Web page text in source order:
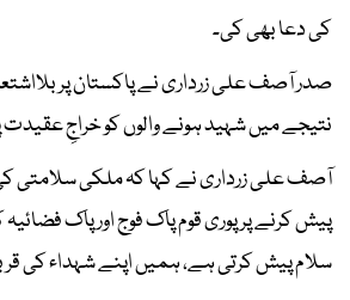
کی دعا بھی کی۔
صدر آصف علی زرداری نے پاکستان پر
نتیجے میں شہید ہونے والوں کو خراجِ
آصف علی زرداری نے کہا کہ ملکی سلامتی کی
پیش کرنے پر پوری قوم پاک فوج اور پاک فضائیہ
سلام پیش کرتی ہے، ہمیں اپنے شہداء کی